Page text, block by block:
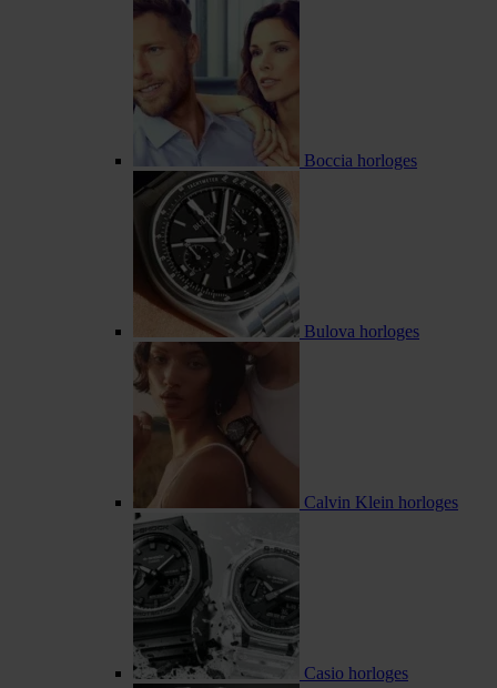
Boccia horloges
Bulova horloges
Calvin Klein horloges
Casio horloges